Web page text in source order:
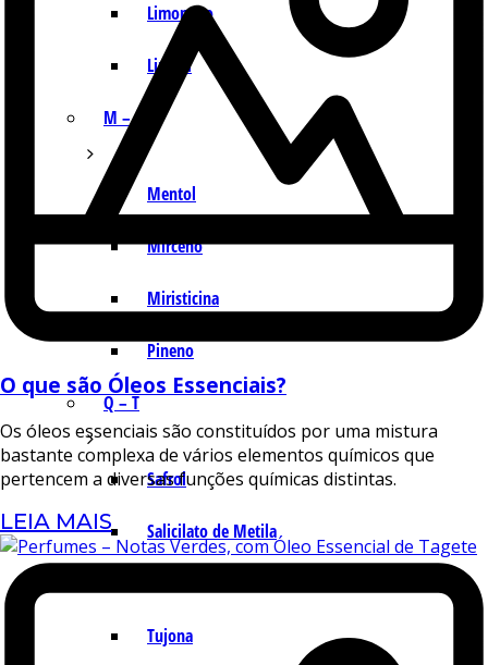
Limoneno
Linalol
M – P
Mentol
Mirceno
Miristicina
Pineno
Q – T
Safrol
Salicilato de Metila
Tujona
O que são Óleos Essenciais?
Os óleos essenciais são constituídos por uma mistura
bastante complexa de vários elementos químicos que
pertencem a diversas funções químicas distintas.
LEIA MAIS